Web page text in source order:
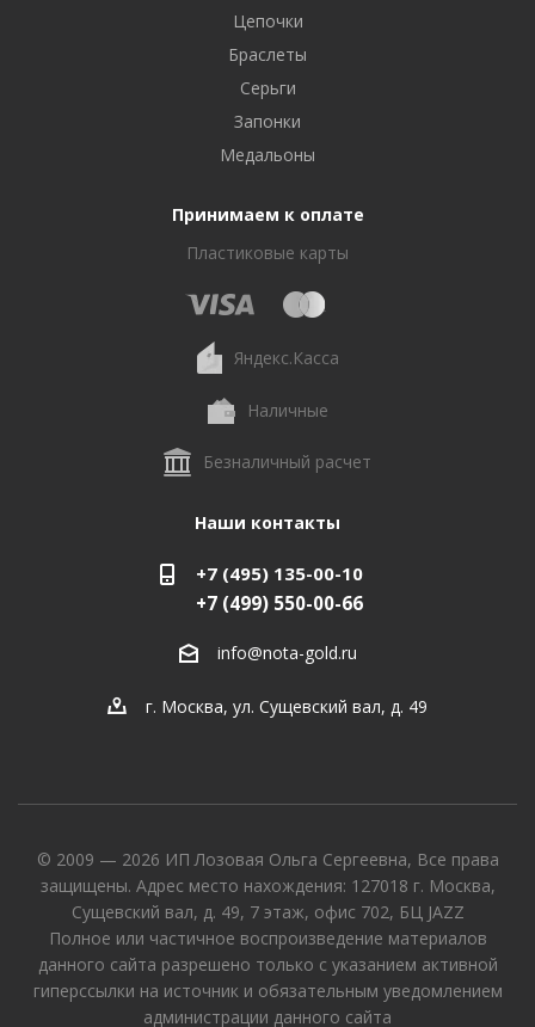
Цепочки
Браслеты
Серьги
Запонки
Медальоны
Принимаем к оплате
Пластиковые карты
Яндекс.Касса
Наличные
Безналичный расчет
Наши контакты
+7 (495) 135-00-10
+7 (499) 550-00-66
info@nota-gold.ru
г. Москва, ул. Сущевский вал, д. 49
© 2009 — 2026 ИП Лозовая Ольга Сергеевна, Все права
защищены. Адрес место нахождения: 127018 г. Москва,
Сущевский вал, д. 49, 7 этаж, офис 702, БЦ JAZZ
Полное или частичное воспроизведение материалов
данного сайта разрешено только с указанием активной
гиперссылки на источник и обязательным уведомлением
администрации данного сайта